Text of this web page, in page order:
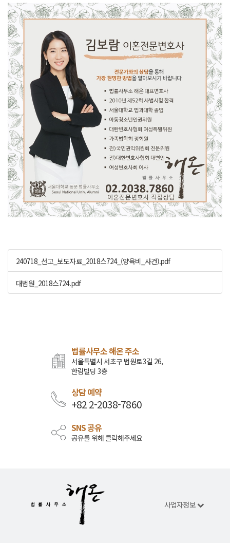
240718_선고_보도자료_2018스724_(양육비_사건).pdf
대법원_2018스724.pdf
법률사무소 해온 주소
서울특별시 서초구 법원로3길 26,
한림빌딩 3층
상담 예약
+82 2-2038-7860
SNS 공유
공유를 위해 클릭해주세요
사업자정보